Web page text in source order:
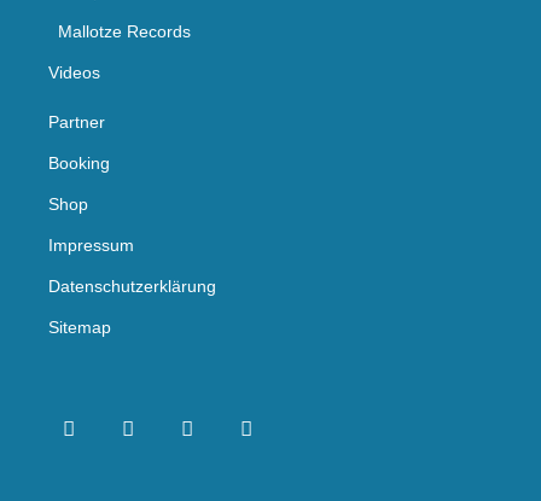
Mallotze Records
Videos
Partner
Booking
Shop
Impressum
Datenschutzerklärung
Sitemap